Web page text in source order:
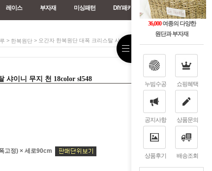
36,000여종의 다양한
원단과 부자재
누빔수공 쇼핑혜택
공지사항 상품문의
상품후기 배송조회
레이스 부자재 미싱패턴 DIY패키지
> 한복원단 > 오간자 한복원단 대폭 크리스탈 샤이니 무지 천 18color Sl548
샤이니 무지 천 18color sl548
고정) × 세로90cm